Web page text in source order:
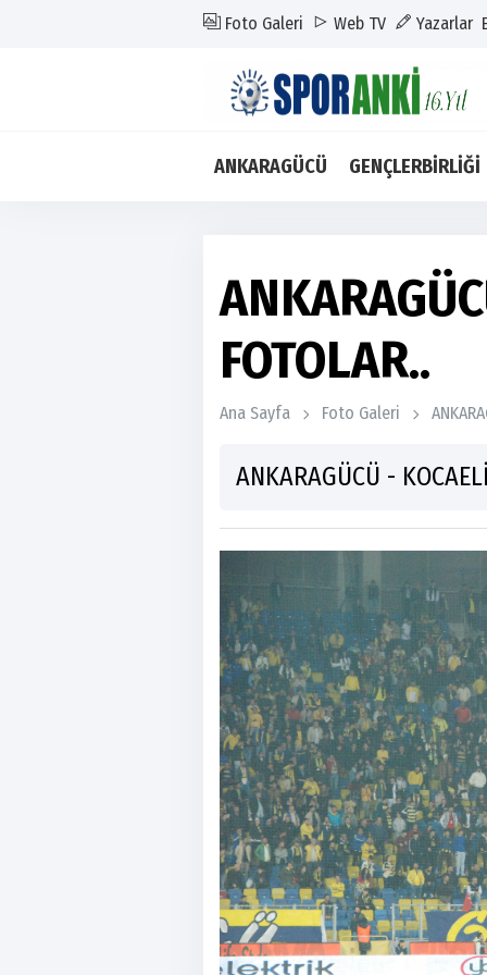
Foto Galeri Web TV Yazarlar
ANKARAGÜCÜ GENÇLERBİRLİĞİ
FOTOLAR..
Ana Sayfa Foto Galeri
ANKARAGÜCÜ -